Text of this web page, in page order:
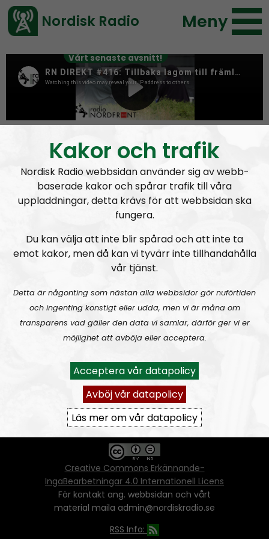
Vårt senaste avsnitt!
Nordisk Radio Meny
Ansvarig utgivare:Vera Oredsson
Vårdatapolicy
Du får kopiera och sprida vårt material
oförändrat, men uppge oss som källa.
Om ni vill sprida ett urklipp ni själva skapat
går även det bra, så länge det inte görs med
ett vinstdrivande syfte - då behöver ni
skriftlig tillåtelse från oss.
Creative Commons Erkännande-
IngaBearbetningar 4.0 Internationell Licens
För kontakt ang. webbsidan och vårt
material maila admin@nordiskradio.se
RSS Info:
Kakor och trafik
Nordisk Radio webbsidan använder sig av webb-
baserade kakor och spårar trafik till våra
uppladdningar, detta krävs för att webbsidan ska
fungera.
Du kan välja att inte blir spårad och att inte ta
emot kakor, men då kan vi tyvärr inte tillhandahålla
vår tjänst.
Detta är någonting som nästan alla webbsidor gör nuförtiden
och ingenting konstigt eller udda, men vi är måna om
transparens vad gäller den data vi samlar, därför ger vi er
möjlighet att avböja eller acceptera.
Acceptera vår datapolicy
Avböj vår datapolicy
Läs mer om vår datapolicy